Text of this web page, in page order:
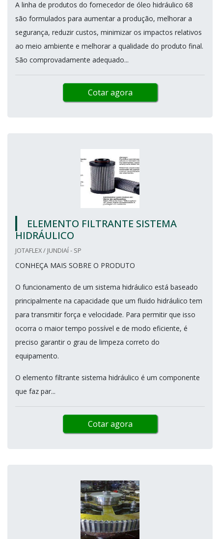
A linha de produtos do fornecedor de óleo hidráulico 68
são formulados para aumentar a produção, melhorar a
segurança, reduzir custos, minimizar os impactos relativos
ao meio ambiente e melhorar a qualidade do produto final.
São comprovadamente adequado...
Cotar agora
ELEMENTO FILTRANTE SISTEMA
HIDRÁULICO
JOTAFLEX / JUNDIAÍ - SP
CONHEÇA MAIS SOBRE O PRODUTO
O funcionamento de um sistema hidráulico está baseado
principalmente na capacidade que um fluido hidráulico tem
para transmitir força e velocidade. Para permitir que isso
ocorra o maior tempo possível e de modo eficiente, é
preciso garantir o grau de limpeza correto do
equipamento.
O elemento filtrante sistema hidráulico é um componente
que faz par...
Cotar agora